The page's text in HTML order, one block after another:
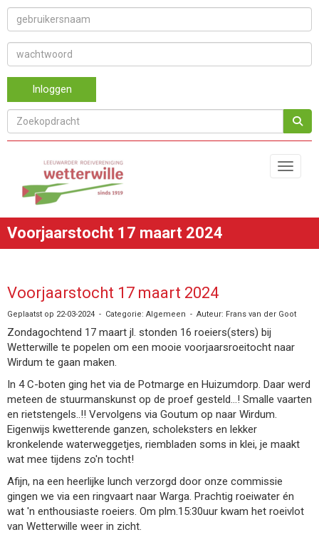
Inloggen
Voorjaarstocht 17 maart 2024
Voorjaarstocht 17 maart 2024
Geplaatst op 22-03-2024 - Categorie: Algemeen - Auteur: Frans van der Goot
Zondagochtend 17 maart jl. stonden 16 roeiers(sters) bij
Wetterwille te popelen om een mooie voorjaarsroeitocht naar
Wirdum te gaan maken.
In 4 C-boten ging het via de Potmarge en Huizumdorp. Daar werd
meteen de stuurmanskunst op de proef gesteld...! Smalle vaarten
en rietstengels..!! Vervolgens via Goutum op naar Wirdum.
Eigenwijs kwetterende ganzen, scholeksters en lekker
kronkelende waterweggetjes, riembladen soms in klei, je maakt
wat mee tijdens zo'n tocht!
Afijn, na een heerlijke lunch verzorgd door onze commissie
gingen we via een ringvaart naar Warga. Prachtig roeiwater én
wat 'n enthousiaste roeiers. Om plm.15:30uur kwam het roeivlot
van Wetterwille weer in zicht.